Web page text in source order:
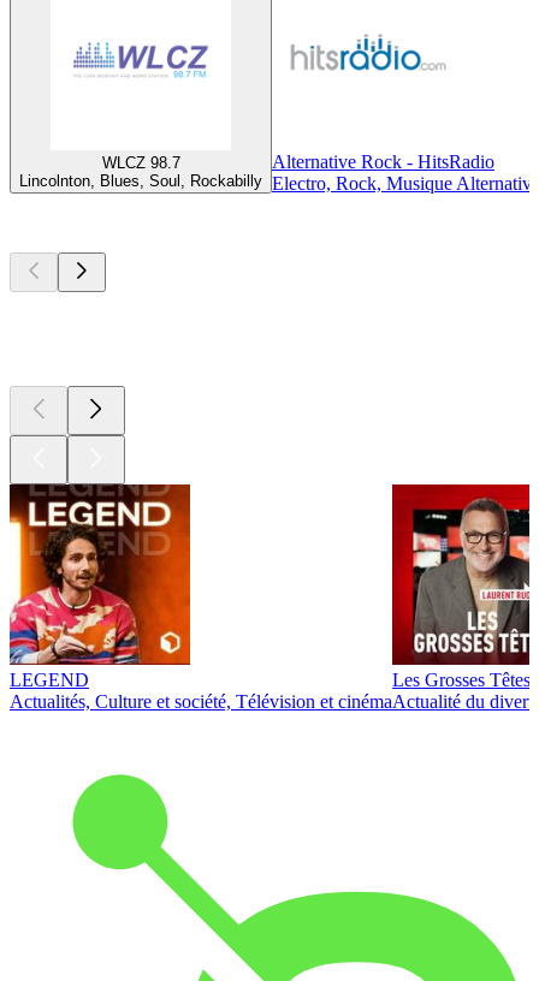
WLCZ 98.7
Lincolnton, Blues, Soul, Rockabilly
Alternative Rock - HitsRadio
Electro, Rock, Musique
LEGEND
Actualités, Culture et société, Télévision et cinéma
Les Grosses Têtes
Actualité du